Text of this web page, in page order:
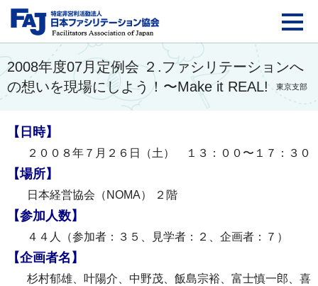
FAJ：特定非営利活動
2008年度07月定例会 ２.ファシリテーションへ
の想いを現場にしよう！〜Make it REAL!
東京支部
【日時】
２００８年７月２６日（土） １３：００〜１７：３０
【場所】
日本経営協会（ NOMA） ２階
【参加人数】
４４人（参加者：３５、見学者：２、企画者：７）
【企画者名】
杉村郁雄、叶陽介、中野茂、飯島宗裕、富士慎一郎、喜